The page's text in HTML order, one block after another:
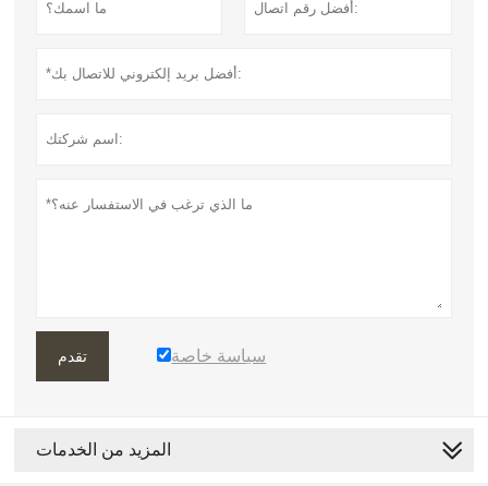
تقدم سياسة خاصة
المزيد من الخدمات